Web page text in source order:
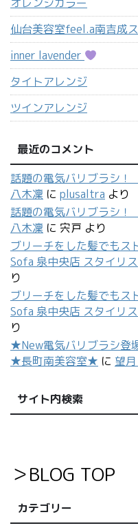
仙台美容室feel.a南吉成
inner lavender
タイトアレンジ
ツインアレンジ
最近のコメント
話題の電気バリブラ
八木凜 に plusaltra より
話題の電気バリブラ
八木凜 に 宍戸 より
ブリーチをした髪でもス
Sofa 泉中央店 スタイリ
り
ブリーチをした髪でもス
Sofa 泉中央店 スタイリ
り
★New電気バリブラシ登
★長町南美容室★ に 望
サイト内検索
＞BLOG TOP
カテゴリー